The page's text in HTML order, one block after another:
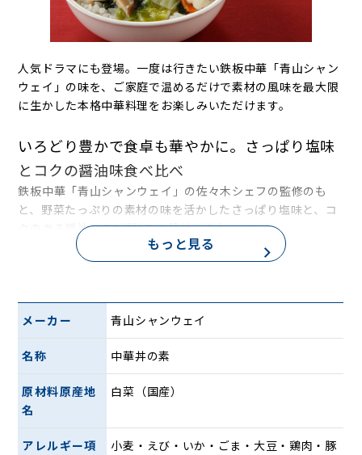
人気ドラマにも登場。一度は行きたい鉄板中華「青山シャン
ウェイ」の味を、ご家庭で温めるだけで素材の風味を最大限
に生かした本格中華料理をお楽しみいただけます。
いろどり豊かで食卓も華やかに。さっぱり塩味
とコクの醤油味食べ比べ
鉄板中華「青山シャンウェイ」の佐々木シェフの監修のも
と、野菜たっぷりの素材の味を活かしたさっぱり塩味と、コ
クのある醤油味の2種類の中華丼が誕生しました。
素材を楽しめる優しい味わいで、ご家庭で美味しく食べ比べ
ができます。
【さっぱり塩味】
もっと見る
メーカー 青山シャンウェイ
名称 中華丼の素
原材料原産地
名
白菜（国産）
アレルギー項 小麦・えび・いか・ごま・大豆・鶏肉・豚